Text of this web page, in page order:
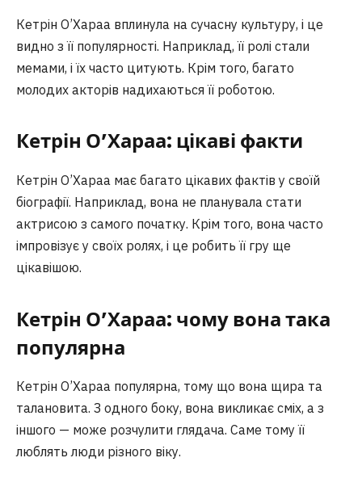
Кетрін О’Хараа вплинула на сучасну культуру, і це
видно з її популярності. Наприклад, її ролі стали
мемами, і їх часто цитують. Крім того, багато
молодих акторів надихаються її роботою.
Кетрін О’Хараа: цікаві факти
Кетрін О’Хараа має багато цікавих фактів у своїй
біографії. Наприклад, вона не планувала стати
актрисою з самого початку. Крім того, вона часто
імпровізує у своїх ролях, і це робить її гру ще
цікавішою.
Кетрін О’Хараа: чому вона така
популярна
Кетрін О’Хараа популярна, тому що вона щира та
талановита. З одного боку, вона викликає сміх, а з
іншого — може розчулити глядача. Саме тому її
люблять люди різного віку.